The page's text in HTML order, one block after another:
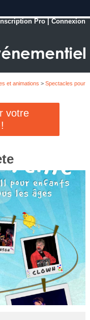
Inscription Pro |Connexion
et animations > Spectacles pour
votre